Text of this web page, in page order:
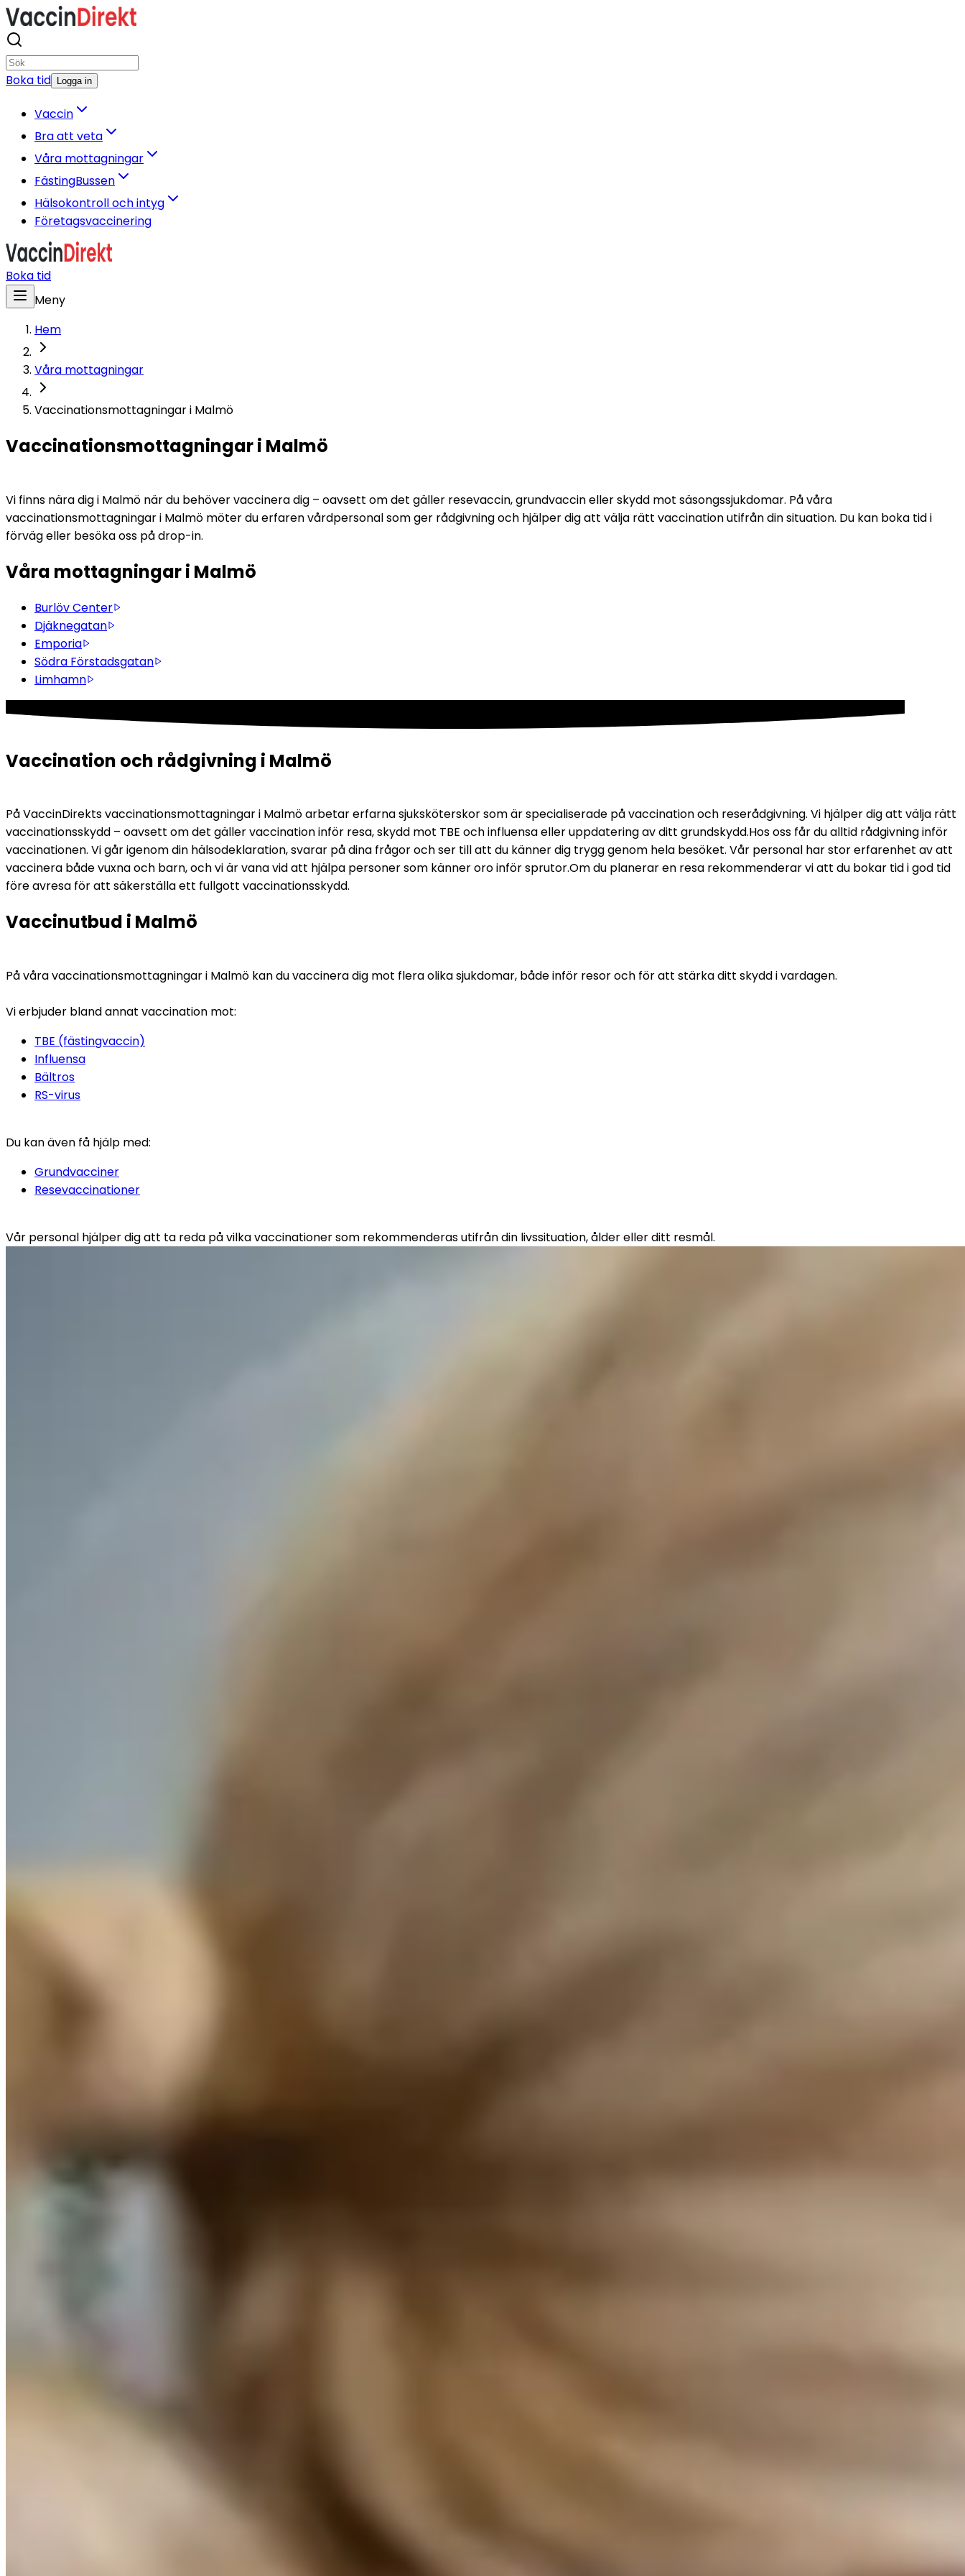
Boka tid Logga in
Vaccin
Bra att veta
Våra mottagningar
FästingBussen
Hälsokontroll och intyg
Företagsvaccinering
Boka tid
Meny
Hem
Våra mottagningar
Vaccinationsmottagningar i Malmö
Vaccinationsmottagningar i Malmö
Vi finns nära dig i Malmö när du behöver vaccinera dig – oavsett om det gäller resevaccin, grundvaccin eller skydd mot säsongssjukdomar. På våra
vaccinationsmottagningar i Malmö möter du erfaren vårdpersonal som ger rådgivning och hjälper dig att välja rätt vaccination utifrån din situation. Du kan boka tid i
förväg eller besöka oss på drop-in.
Våra mottagningar i Malmö
Burlöv Center
Djäknegatan
Emporia
Södra Förstadsgatan
Limhamn
Vaccination och rådgivning i Malmö
På VaccinDirekts vaccinationsmottagningar i Malmö arbetar erfarna sjuksköterskor som är specialiserade på vaccination och reserådgivning. Vi hjälper dig att välja rätt
vaccinationsskydd – oavsett om det gäller vaccination inför resa, skydd mot TBE och influensa eller uppdatering av ditt grundskydd.Hos oss får du alltid rådgivning inför
vaccinationen. Vi går igenom din hälsodeklaration, svarar på dina frågor och ser till att du känner dig trygg genom hela besöket. Vår personal har stor erfarenhet av att
vaccinera både vuxna och barn, och vi är vana vid att hjälpa personer som känner oro inför sprutor.Om du planerar en resa rekommenderar vi att du bokar tid i god tid
före avresa för att säkerställa ett fullgott vaccinationsskydd.
Vaccinutbud i Malmö
På våra vaccinationsmottagningar i Malmö kan du vaccinera dig mot flera olika sjukdomar, både inför resor och för att stärka ditt skydd i vardagen.
Vi erbjuder bland annat vaccination mot:
TBE (fästingvaccin)
Influensa
Bältros
RS-virus
Du kan även få hjälp med:
Grundvacciner
Resevaccinationer
Vår personal hjälper dig att ta reda på vilka vaccinationer som rekommenderas utifrån din livssituation, ålder eller ditt resmål.